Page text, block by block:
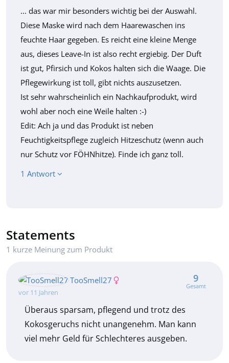
... das war mir besonders wichtig bei der Auswahl.
Diese Maske wird nach dem Haarewaschen ins
feuchte Haar gegeben. Es reicht eine kleine Menge
aus, dieses Leave-In ist also recht ergiebig. Der Duft
ist gut, Pfirsich und Kokos halten sich die Waage. Die
Pflegewirkung ist toll, gibt nichts auszusetzen.
Ist sehr wahrscheinlich ein Nachkaufprodukt, wird
wohl aber noch eine Weile halten :-)
Edit: Ach ja und das Produkt ist neben
Feuchtigkeitspflege zugleich Hitzeschutz (wenn auch
nur Schutz vor FÖHNhitze). Finde ich ganz toll.
1 Antwort
Statements
1 kurze Meinung zum Produkt
TooSmell27
vor 11 Jahren
9
Gesamt
Überaus sparsam, pflegend und trotz des
Kokosgeruchs nicht unangenehm. Man kann
viel mehr Geld für Schlechteres ausgeben.